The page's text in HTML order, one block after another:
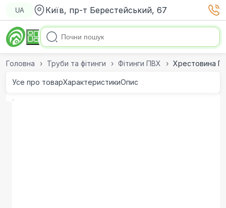
UA Київ, пр-т Берестейський, 67
Головна Труби та фітинги Фітинги ПВХ Хрестовина
Усе про товарХарактеристикиОпис